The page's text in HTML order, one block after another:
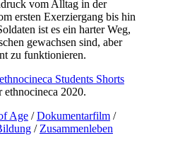
vom Alltag in der
ersten Exerziergang bis hin
ist es ein harter Weg,
gewachsen sind, aber
zu funktionieren.
ethnocineca Students Shorts
ethnocineca 2020.
Age/Dokumentarfilm/
/ Zusammenleben